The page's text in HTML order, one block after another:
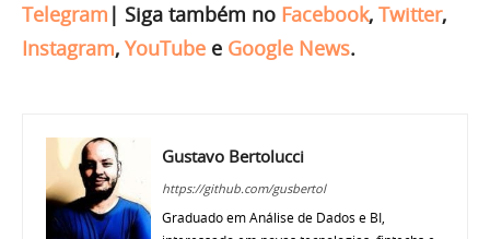
Telegram | Siga também no Facebook, Twitter,
Instagram, YouTube e Google News.
Gustavo Bertolucci
https://github.com/gusbertol
Graduado em Análise de Dados e BI,